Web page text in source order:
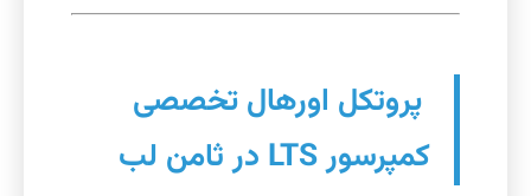
پروتکل اورهال تخصصی
کمپرسور LTS در ثامن لب